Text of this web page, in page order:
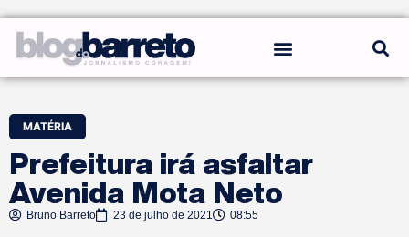
MATÉRIA
Prefeitura irá asfaltar
Avenida Mota Neto
Bruno Barreto 23 de julho de 2021 08:55